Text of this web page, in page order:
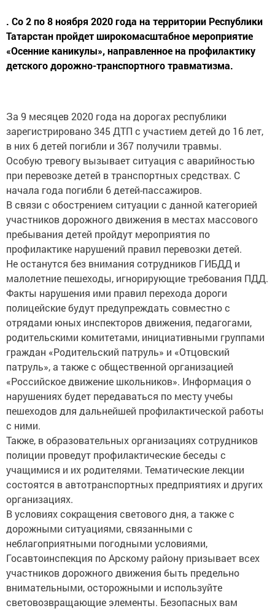
. Со 2 по 8 ноября 2020 года на территории Республики
Татарстан пройдет широкомасштабное мероприятие
«Осенние каникулы», направленное на профилактику
детского дорожно-транспортного травматизма.
За 9 месяцев 2020 года на дорогах республики
зарегистрировано 345 ДТП с участием детей до 16 лет,
в них 6 детей погибли и 367 получили травмы.
Особую тревогу вызывает ситуация с аварийностью
при перевозке детей в транспортных средствах. С
начала года погибли 6 детей-пассажиров.
В связи с обострением ситуации с данной категорией
участников дорожного движения в местах массового
пребывания детей пройдут мероприятия по
профилактике нарушений правил перевозки детей.
Не останутся без внимания сотрудников ГИБДД и
малолетние пешеходы, игнорирующие требования ПДД.
Факты нарушения ими правил перехода дороги
полицейские будут предупреждать совместно с
отрядами юных инспекторов движения, педагогами,
родительскими комитетами, инициативными группами
граждан «Родительский патруль» и «Отцовский
патруль», а также с общественной организацией
«Российское движение школьников». Информация о
нарушениях будет передаваться по месту учебы
пешеходов для дальнейшей профилактической работы
с ними.
Также, в образовательных организациях сотрудников
полиции проведут профилактические беседы с
учащимися и их родителями. Тематические лекции
состоятся в автотранспортных предприятиях и других
организациях.
В условиях сокращения светового дня, а также с
дорожными ситуациями, связанными с
неблагоприятными погодными условиями,
Госавтоинспекция по Арскому району призывает всех
участников дорожного движения быть предельно
внимательными, осторожными и используйте
световозвращающие элементы. Безопасных вам